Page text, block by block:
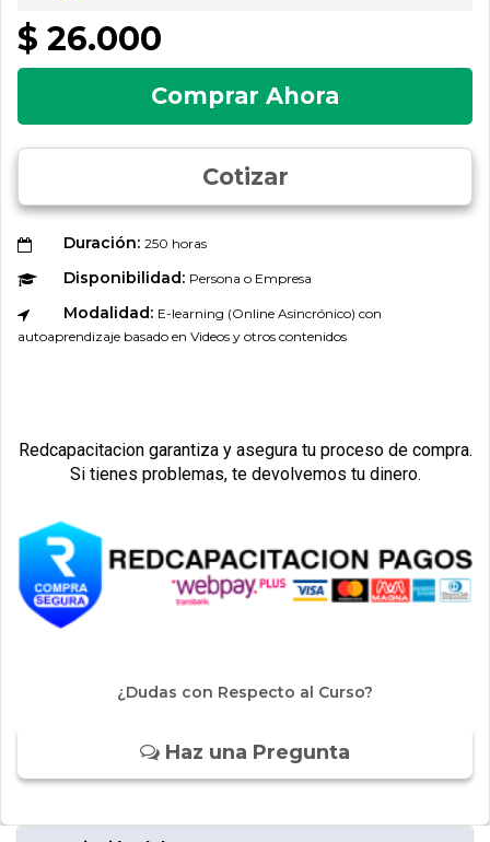
$ 26.000
Comprar Ahora
Cotizar
Duración: 250 horas
Disponibilidad: Persona o Empresa
Modalidad: E-learning (Online Asincrónico) con
autoaprendizaje basado en Videos y otros contenidos
Redcapacitacion garantiza y asegura tu proceso de compra.
Si tienes problemas, te devolvemos tu dinero.
¿Dudas con Respecto al Curso?
Haz una Pregunta